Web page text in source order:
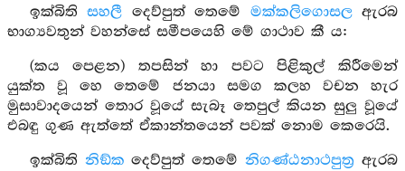
ඉක්බිතිසහලී දෙව්පුත් තෙමේ මක්කලිගොසලඇරබ
භාග්‍යවතුන් වහන්සේ සමීපයෙහි මේ ගාථාව කී ය:
(කය පෙළන) තපසින් හා පවට පිළිකුල් කිරීමෙන්
යුක්ත වූ හෙ තෙමේ ජනයා සමග කලහ වචන හැර
මුසාවාදයෙන් තොර වූයේ සැබෑ තෙපුල් කියන සුලු වූයේ
එබඳු ගුණ ඇත්තේ ඒකාන්තයෙන් පවක් නොම කෙරෙයි.
ඉක්බිති නිඞ්ක දෙව්පුත් තෙමේනිගණ්ඨනාථපුත්‍ර ඇරබ